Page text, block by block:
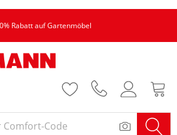
Rabatt auf Gartenmöbel